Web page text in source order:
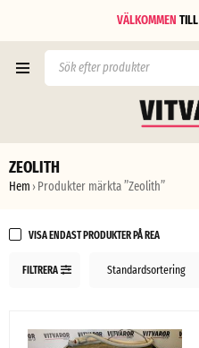
VÄLKOMMEN TILL
ZEOLITH
Hem › Produkter märkta ”Zeolith”
FILTRERA Standardsortering
VISA ENDAST PRODUKTER PÅ REA